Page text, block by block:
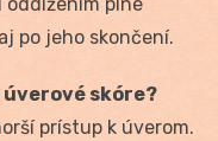
po jeho skončení.
úverové skóre?
prístup k úverom.